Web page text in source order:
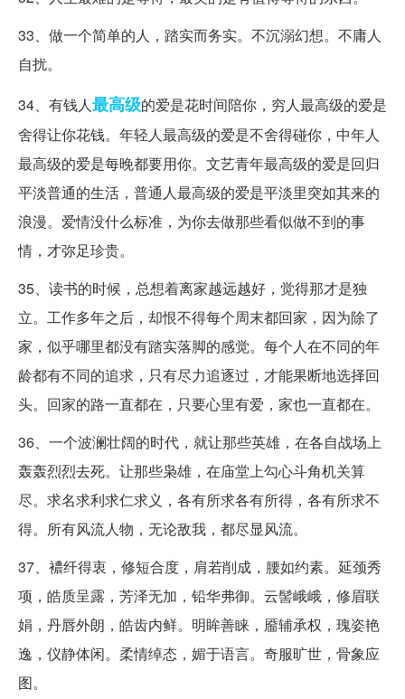
33、做一个简单的人，踏实而务实。不沉溺幻想。不庸人
自扰。
34、有钱人最高级的爱是花时间陪你，穷人最高级的爱是
舍得让你花钱。年轻人最高级的爱是不舍得碰你，中年人
最高级的爱是每晚都要用你。文艺青年最高级的爱是回归
平淡普通的生活，普通人最高级的爱是平淡里突如其来的
浪漫。爱情没什么标准，为你去做那些看似做不到的事
情，才弥足珍贵。
35、读书的时候，总想着离家越远越好，觉得那才是独
立。工作多年之后，却恨不得每个周末都回家，因为除了
家，似乎哪里都没有踏实落脚的感觉。每个人在不同的年
龄都有不同的追求，只有尽力追逐过，才能果断地选择回
头。回家的路一直都在，只要心里有爱，家也一直都在。
36、一个波澜壮阔的时代，就让那些英雄，在各自战场上
轰轰烈烈去死。让那些枭雄，在庙堂上勾心斗角机关算
尽。求名求利求仁求义，各有所求各有所得，各有所求不
得。所有风流人物，无论敌我，都尽显风流。
37、襛纤得衷，修短合度，肩若削成，腰如约素。延颈秀
项，皓质呈露，芳泽无加，铅华弗御。云髻峨峨，修眉联
娟，丹唇外朗，皓齿内鲜。明眸善睐，靥辅承权，瑰姿艳
逸，仪静体闲。柔情绰态，媚于语言。奇服旷世，骨象应
图。